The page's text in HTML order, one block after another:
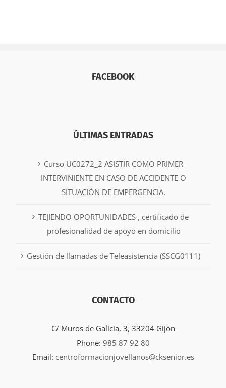
FACEBOOK
ÚLTIMAS ENTRADAS
Curso UC0272_2 ASISTIR COMO PRIMER
INTERVINIENTE EN CASO DE ACCIDENTE O
SITUACIÓN DE EMPERGENCIA.
TEJIENDO OPORTUNIDADES , certificado de
profesionalidad de apoyo en domicilio
Gestión de llamadas de Teleasistencia (SSCG0111)
CONTACTO
C/ Muros de Galicia, 3, 33204 Gijón
Phone: 985 87 92 80
Email: centroformacionjovellanos@cksenior.es